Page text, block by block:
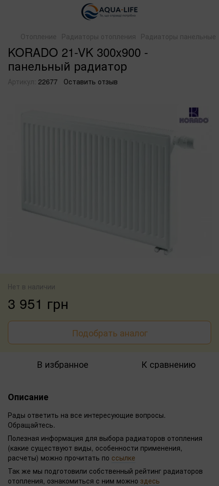
Отопление Радиаторы отопления Радиаторы панельные
KORADO 21-VK 300x900 -
панельный радиатор
Артикул: 22677 Оставить отзыв
Нет в наличии
3 951 грн
Подобрать аналог
В избранное К сравнению
Описание
Рады ответить на все интересующие вопросы.
Обращайтесь.
Полезная информация для выбора радиаторов отопления
(какие существуют виды, особенности применения,
расчеты) можно прочитать по ссылке
Так же мы подготовили собственный рейтинг радиаторов
отопления, ознакомиться с ним можно здесь